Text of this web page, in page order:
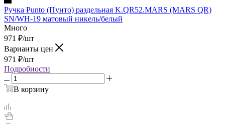
Ручка Punto (Пунто) раздельная K.QR52.MARS (MARS QR)
SN/WH-19 матовый никель/белый
Много
971 ₽/шт
Варианты цен
971 ₽/шт
Подробности
В корзину